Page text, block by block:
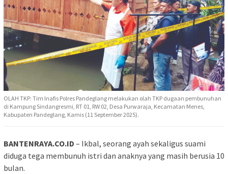
OLAH TKP: Tim Inafis Polres Pandeglang melakukan olah TKP dugaan pembunuhan
di Kampung Sindangresmi, RT 01, RW 02, Desa Purwaraja, Kecamatan Menes,
Kabupaten Pandeglang, Kamis (11 September 2025).
BANTENRAYA.CO.ID – Ikbal, seorang ayah sekaligus suami
diduga tega membunuh istri dan anaknya yang masih berusia 10
bulan.